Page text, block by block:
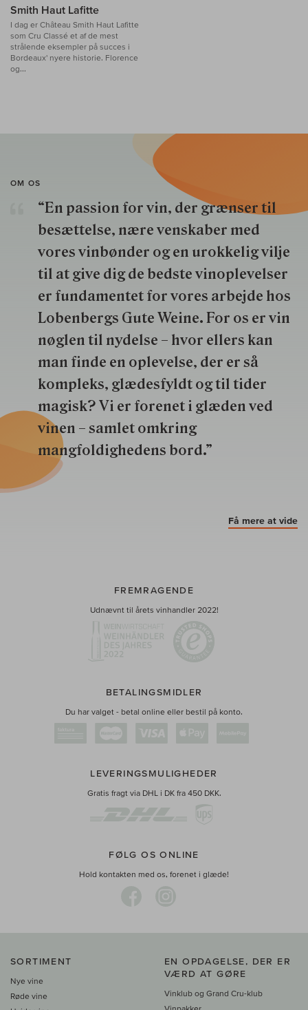
Smith Haut Lafitte
I dag er Château Smith Haut Lafitte
som Cru Classé et af de mest
strålende eksempler på succes i
Bordeaux' nyere historie. Florence
og...
OM OS
“En passion for vin, der grænser til
besættelse, nære venskaber med
vores vinbønder og en urokkelig vilje
til at give dig de bedste vinoplevelser
er fundamentet for vores arbejde hos
Lobenbergs Gute Weine. For os er vin
nøglen til nydelse – hvor ellers kan
man finde en oplevelse, der er så
kompleks, glædesfyldt og til tider
magisk? Vi er forenet i glæden ved
vinen – samlet omkring
mangfoldighedens bord.”
Få mere at vide
FREMRAGENDE
Udnævnt til årets vinhandler 2022!
BETALINGSMIDLER
Du har valget - betal online eller bestil på konto.
LEVERINGSMULIGHEDER
Gratis fragt via DHL i DK fra 450 DKK.
FØLG OS ONLINE
Hold kontakten med os, forenet i glæde!
SORTIMENT
Nye vine
Røde vine
EN OPDAGELSE, DER ER
VÆRD AT GØRE
Vinklub og Grand Cru-klub
Vinpakker